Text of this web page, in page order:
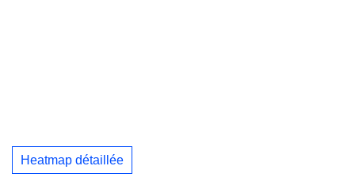
Heatmap détaillée